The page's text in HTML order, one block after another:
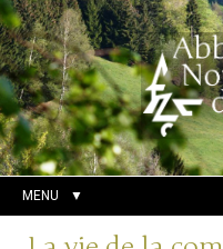
Aller
au
contenu.
|
Aller
à
la
navigation
Outils
personnels
Chercher par
Recherche
avancée…
MENU